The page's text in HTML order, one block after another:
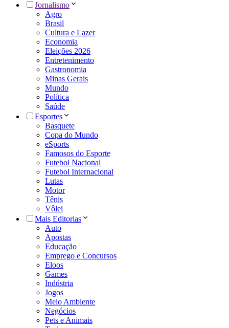
Jornalismo
Agro
Brasil
Cultura e Lazer
Economia
Eleições 2026
Entretenimento
Gastronomia
Minas Gerais
Mundo
Política
Saúde
Esportes
Basquete
Copa do Mundo
eSports
Famosos do Esporte
Futebol Nacional
Futebol Internacional
Lutas
Motor
Tênis
Vôlei
Mais Editorias
Auto
Apostas
Educação
Emprego e Concursos
Eloos
Games
Indústria
Jogos
Meio Ambiente
Negócios
Pets e Animais